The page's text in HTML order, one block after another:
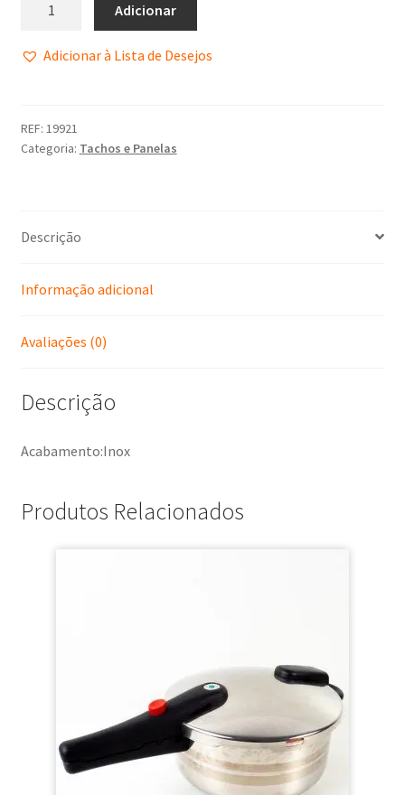
Adicionar
Adicionar à Lista de Desejos
REF: 19921
Categoria: Tachos e Panelas
Descrição
Informação adicional
Avaliações (0)
Descrição
Acabamento:Inox
Produtos Relacionados